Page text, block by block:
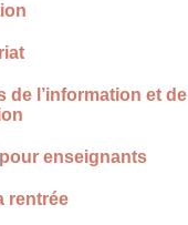
de l’information et
enseignants
rentrée